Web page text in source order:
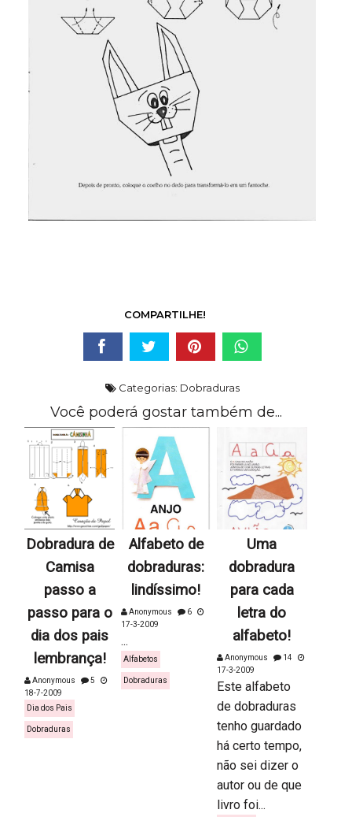
COMPARTILHE!
Categorias: Dobraduras
Você poderá gostar também de...
Dobradura de
Camisa
passo a
passo para o
dia dos pais
lembrança!
Anonymous
5
18-7-2009
Dia dos Pais
Dobraduras
Alfabeto de
dobraduras:
lindíssimo!
Anonymous
6
17-3-2009
...
Alfabetos
Dobraduras
Uma
dobradura
para cada
letra do
alfabeto!
Anonymous
14
17-3-2009
Este alfabeto
de dobraduras
tenho guardado
há certo tempo,
não sei dizer o
autor ou de que
livro foi...